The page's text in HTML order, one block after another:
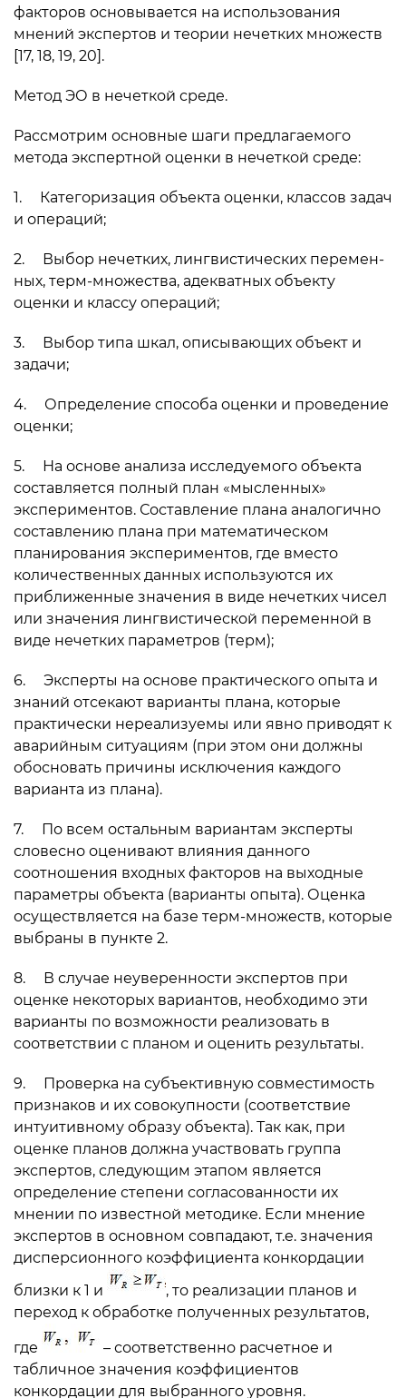
факторов основывается на использования
мнений экспертов и тео­рии нечетких множеств
[17, 18, 19, 20].
Метод ЭО в нечеткой среде.
Рассмотрим основные шаги предлагаемого
метода экспертной оценки в нечеткой среде:
1. Категоризация объекта оценки, классов задач
и операций;
2. Выбор нечетких, лингвистических перемен­
ных, терм-множества, адекватных объекту
оценки и классу операций;
3. Выбор типа шкал, описывающих объект и
задачи;
4. Определение способа оценки и проведение
оценки;
5. На основе анализа исследуемого объекта
составляется полный план «мысленных»
экспериментов. Составление плана аналогично
составлению плана при математическом
планирования экспериментов, где вместо
количественных данных используются их
приближенные значения в виде нечетких чисел
или значения лингвистической переменной в
виде нечетких параметров (терм);
6. Эксперты на основе практического опыта и
знаний отсекают варианты плана, которые
практически нереализуемы или явно приводят к
аварийным ситуациям (при этом они должны
обосновать причины исключения каждого
варианта из плана).
7. По всем остальным вариантам эксперты
словесно оценивают влияния данного
соотношения входных факторов на выходные
параметры объекта (ва­рианты опыта). Оценка
осуществляется на базе терм-множеств, которые
выбраны в пункте 2.
8. В случае неуверенности экспертов при
оценке некоторых вариантов, необходимо эти
варианты по возможности реализовать в
соответствии с планом и оценить результаты.
9. Проверка на субъективную совместимость
признаков и их совокупности (соответствие
интуитивному образу объекта). Так как, при
оценке планов должна участвовать группа
экспертов, следующим этапом является
определение степени согласованности их
мнении по известной методике. Если мнение
экспертов в основном совпадают, т.е. значения
дисперсионного коэффициента конкордации
близки к 1 и
, то реализации планов и
переход к обработке полученных результатов,
где
– соответственно расчетное и
табличное значения коэффициентов
конкордации для выбранного уровня.